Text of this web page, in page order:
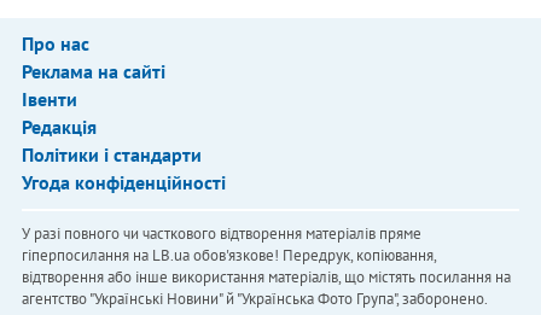
Про нас
Реклама на сайті
Івенти
Редакція
Політики і стандарти
Угода конфіденційності
У разі повного чи часткового відтворення матеріалів пряме
гіперпосилання на LB.ua обов'язкове! Передрук, копіювання,
відтворення або інше використання матеріалів, що містять посилання на
агентство "Українськi Новини" й "Українська Фото Група", заборонено.